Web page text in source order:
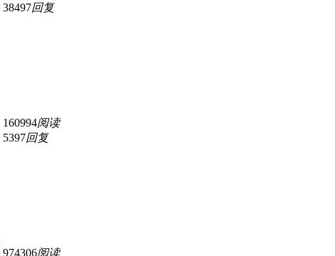
38497回复
160994阅读
5397回复
974306阅读